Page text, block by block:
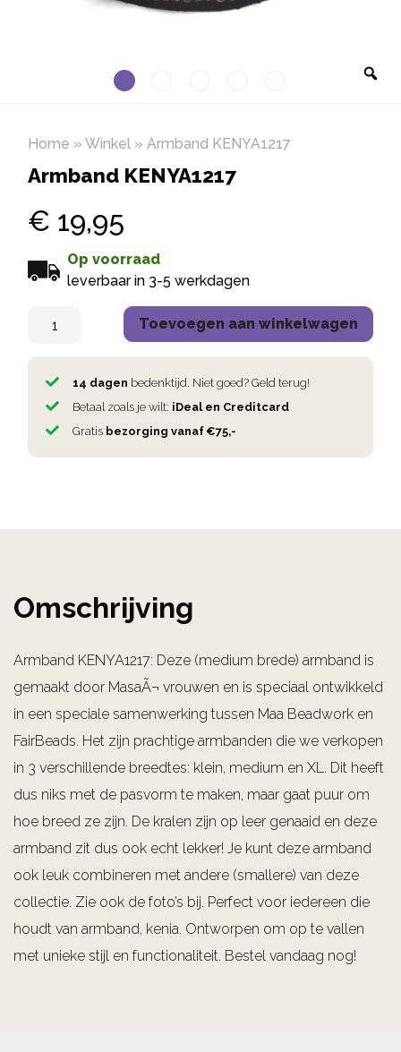
Home » Winkel » Armband KENYA1217
Armband KENYA1217
€ 19,95
Op voorraad
leverbaar in 3-5 werkdagen
Toevoegen aan winkelwagen
14 dagen bedenktijd. Niet goed? Geld terug!
Betaal zoals je wilt: iDeal en Creditcard
Gratis bezorging vanaf €75,-
Omschrijving
Armband KENYA1217: Deze (medium brede) armband is
gemaakt door MasaÃ¬ vrouwen en is speciaal ontwikkeld
in een speciale samenwerking tussen Maa Beadwork en
FairBeads. Het zijn prachtige armbanden die we verkopen
in 3 verschillende breedtes: klein, medium en XL. Dit heeft
dus niks met de pasvorm te maken, maar gaat puur om
hoe breed ze zijn. De kralen zijn op leer genaaid en deze
armband zit dus ook echt lekker! Je kunt deze armband
ook leuk combineren met andere (smallere) van deze
collectie. Zie ook de foto’s bij. Perfect voor iedereen die
houdt van armband, kenia. Ontworpen om op te vallen
met unieke stijl en functionaliteit. Bestel vandaag nog!